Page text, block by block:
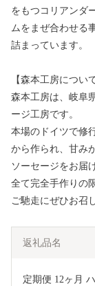
をもつコリアンダ
ムをまぜ合わせる
詰まっています。
【森本工房につい
森本工房は、岐阜
ージ工房です。
本場のドイツで修
から作られ、甘み
ソーセージをお届
全て完全手作りの
ご馳走にぜひお召
返礼品名
定期便 12ヶ月